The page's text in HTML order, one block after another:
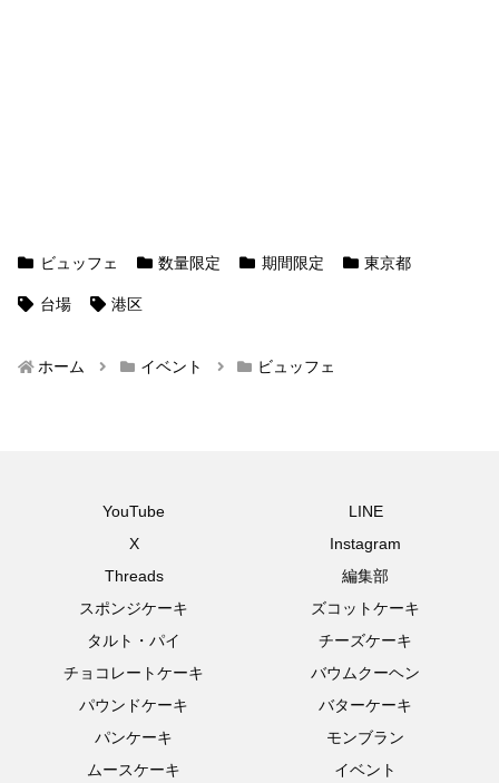
ビュッフェ 数量限定 期間限定 東京都
台場 港区
ホーム イベント ビュッフェ
YouTube
LINE
X
Instagram
Threads
編集部
スポンジケーキ
ズコットケーキ
タルト・パイ
チーズケーキ
チョコレートケーキ
バウムクーヘン
パウンドケーキ
バターケーキ
パンケーキ
モンブラン
ムースケーキ
イベント